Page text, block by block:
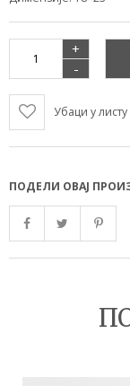
+
-
Убаци у
ПОДЕЛИ ОВАЈ